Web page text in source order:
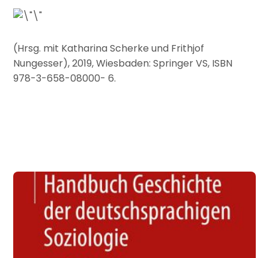
(Hrsg. mit Katharina Scherke und Frithjof
Nungesser), 2019, Wiesbaden: Springer VS, ISBN
978-3-658-08000- 6.